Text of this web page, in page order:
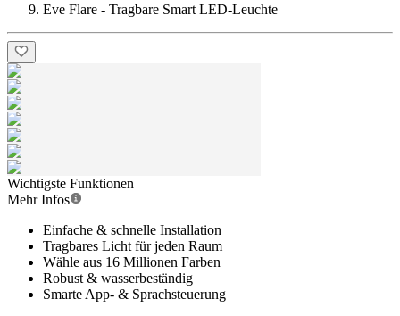
Eve Flare - Tragbare Smart LED-Leuchte
Wichtigste Funktionen
Mehr Infos
Einfache & schnelle Installation
Tragbares Licht für jeden Raum
Wähle aus 16 Millionen Farben
Robust & wasserbeständig
Smarte App- & Sprachsteuerung